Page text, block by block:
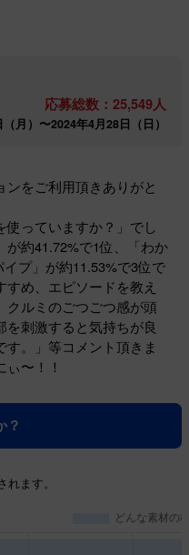
応募総数：25,549人
月）〜2024年4月28日（日）
をご利用頂きありがと
っていますか？」でし
約41.72%で1位、「わか
プ」が約11.53%で3位で
め、エピソードを教え
クルミのごつごつ感が頭
刺激すると気持ちが良
。」等コメント頂きま
〜！！
？
ます。